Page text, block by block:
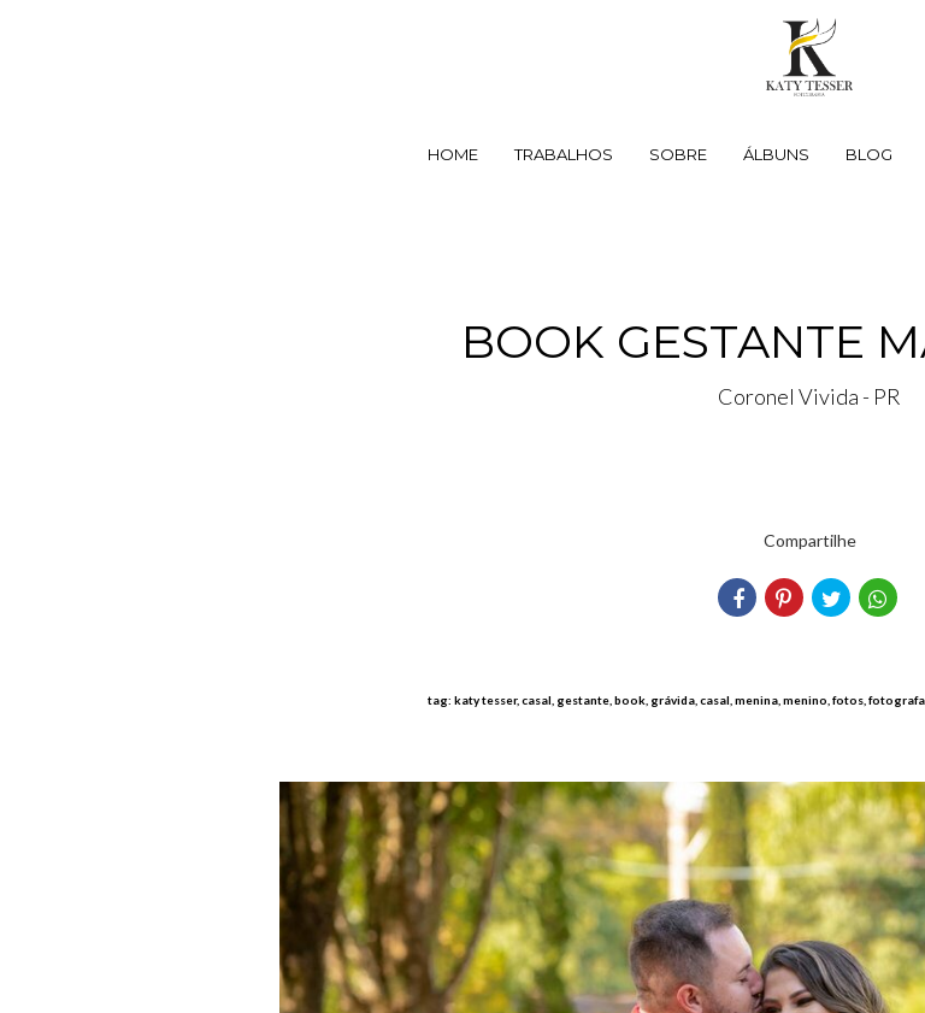
HOME TRABALHOS SOBRE ÁLBUNS BLOG
BOOK GESTANTE
Coronel Vivida - PR
Compartilhe
tag: katy tesser, casal, gestante, book, grávida, casal, menina, menino, fotos,